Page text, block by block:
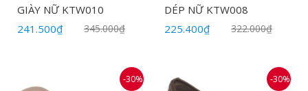
GIÀY NỮ KTW010
241.500₫
345.000₫
DÉP NỮ KTW008
225.400₫
322.000₫
-30% -30%